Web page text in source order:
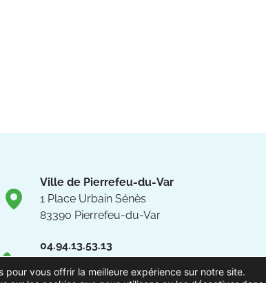
Ville de Pierrefeu-du-Var
1 Place Urbain Sénès
83390 Pierrefeu-du-Var
04.94.13.53.13
à 12h et de 13h à 17h
pour vous offrir la meilleure expérience sur notre site.